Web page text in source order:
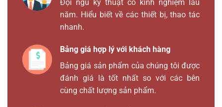
Đội ngũ kỹ thuật có kinh nghiệm lâu
năm. Hiểu biết về các thiết bị, thao tác
nhanh.
Bảng giá hợp lý với khách hàng
Bảng giá sản phẩm của chúng tôi được
đánh giá là tốt nhất so với các bên
cùng chất lượng sản phẩm.